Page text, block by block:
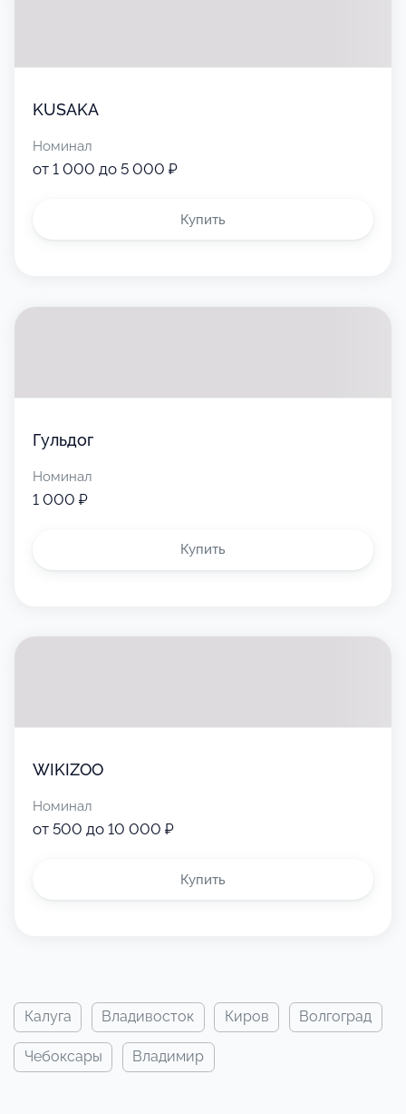
KUSAKA
Номинал
от 1 000 до 5 000 ₽
Купить
Гульдог
Номинал
1 000 ₽
Купить
WIKIZOO
Номинал
от 500 до 10 000 ₽
Купить
калуга владивосток киров волгоград
чебоксары владимир